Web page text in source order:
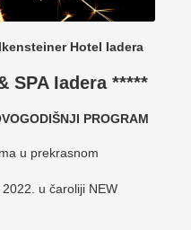
Hotel Iadera
SPA Iadera *****
PROGRAM
u prekrasnom
u čaroliji NEW